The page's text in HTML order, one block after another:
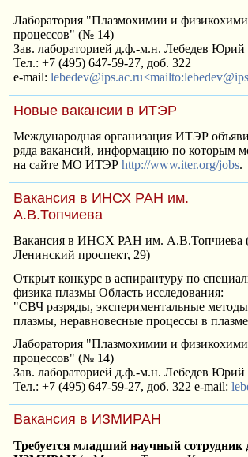
Лаборатория "Плазмохимии и
процессов" (№ 14)
Зав. лабораторией д.ф.-м.н. Лебедев Юрий
Тел.: +7 (495) 647-59-27, доб. 322
e-mail: lebedev@ips.ac.ru
Новые вакансии в ИТЭР
Международная организация ИТЭР
ряда вакансий, информацию по которым
на сайте МО ИТЭР http://www.iter.org/jobs.
Вакансия в ИНСХ РАН им.
А.В.Топчиева
Вакансия в ИНСХ РАН им. А.В.Топчиева
Ленинский проспект, 29)
Открыт конкурс в аспирантуру по
физика плазмы Область исследования:
"СВЧ разряды, экспериментальные
плазмы, неравновесные процессы в
Лаборатория "Плазмохимии и
процессов" (№ 14)
Зав. лабораторией д.ф.-м.н. Лебедев Юрий
Тел.: +7 (495) 647-59-27, доб. 322 e-mail:
Вакансия в ИЗМИРАН
Требуется младший научный сотрудник